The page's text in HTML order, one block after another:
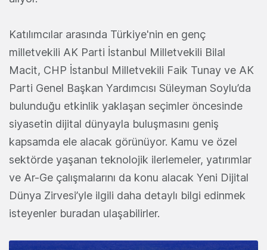
Katılımcılar arasında Türkiye'nin en genç
milletvekili AK Parti İstanbul Milletvekili Bilal
Macit, CHP İstanbul Milletvekili Faik Tunay ve AK
Parti Genel Başkan Yardımcısı Süleyman Soylu’da
bulunduğu etkinlik yaklaşan seçimler öncesinde
siyasetin dijital dünyayla buluşmasını geniş
kapsamda ele alacak görünüyor. Kamu ve özel
sektörde yaşanan teknolojik ilerlemeler, yatırımlar
ve Ar-Ge çalışmalarını da konu alacak Yeni Dijital
Dünya Zirvesi’yle ilgili daha detaylı bilgi edinmek
isteyenler buradan ulaşabilirler.